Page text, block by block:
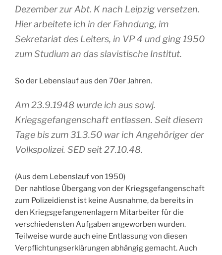
Dezember zur Abt. K nach Leipzig versetzen.
Hier arbeitete ich in der Fahndung, im
Sekretariat des Leiters, in VP 4 und ging 1950
zum Studium an das slavistische Institut.
So der Lebenslauf aus den 70er Jahren.
Am 23.9.1948 wurde ich aus sowj.
Kriegsgefangenschaft entlassen. Seit diesem
Tage bis zum 31.3.50 war ich Angehöriger der
Volkspolizei. SED seit 27.10.48.
(Aus dem Lebenslauf von 1950)
Der nahtlose Übergang von der Kriegsgefangenschaft
zum Polizeidienst ist keine Ausnahme, da bereits in
den Kriegsgefangenenlagern Mitarbeiter für die
verschiedensten Aufgaben angeworben wurden.
Teilweise wurde auch eine Entlassung von diesen
Verpflichtungserklärungen abhängig gemacht. Auch